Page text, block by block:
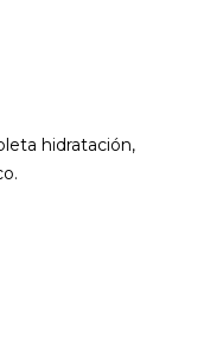
hidratación,